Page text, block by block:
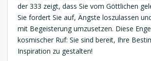
der 333 zeigt, dass Sie vom Göttlichen
Sie fordert Sie auf, Ängste loszulassen
mit Begeisterung umzusetzen. Diese
kosmischer Ruf: Sie sind bereit, Ihre
Inspiration zu gestalten!